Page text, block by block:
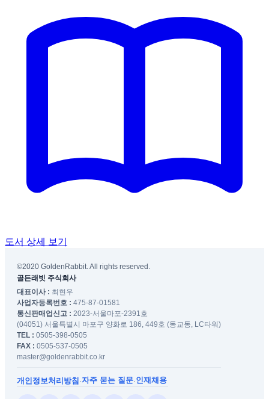
도서 상세 보기
©2020 GoldenRabbit. All rights reserved.
골든래빗 주식회사
대표이사 : 최현우
사업자등록번호 : 475-87-01581
통신판매업신고 : 2023-서울마포-2391호
(04051) 서울특별시 마포구 양화로 186, 449호 (동교동, LC타워)
TEL : 0505-398-0505
FAX : 0505-537-0505
master@goldenrabbit.co.kr
개인정보처리방침 ·자주 묻는 질문·인재채용